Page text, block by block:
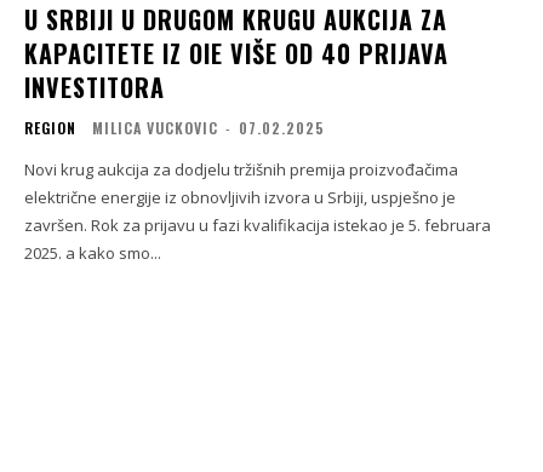
U SRBIJI U DRUGOM KRUGU AUKCIJA ZA
KAPACITETE IZ OIE VIŠE OD 40 PRIJAVA
INVESTITORA
REGION MILICA VUCKOVIC - 07.02.2025
Novi krug aukcija za dodjelu tržišnih premija proizvođačima
električne energije iz obnovljivih izvora u Srbiji, uspješno je
završen. Rok za prijavu u fazi kvalifikacija istekao je 5. februara
2025. a kako smo...